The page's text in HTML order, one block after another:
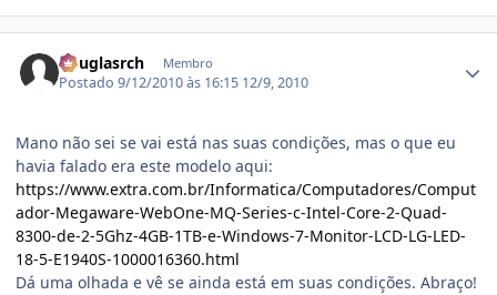
douglasrch Membro
Postado9/12/2010 às 16:15 12/9, 2010
Mano não sei se vai está nas suas condições, mas o que eu
havia falado era este modelo aqui:
https://www.extra.com.br/Informatica/Computadores/Comput
ador-Megaware-WebOne-MQ-Series-c-Intel-Core-2-Quad-
8300-de-2-5Ghz-4GB-1TB-e-Windows-7-Monitor-LCD-LG-LED-
18-5-E1940S-1000016360.html
Dá uma olhada e vê se ainda está em suas condições. Abraço!